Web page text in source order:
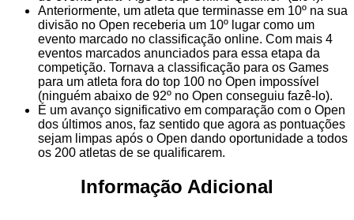
Anteriormente, um atleta que terminasse em 10º na sua
divisão no Open receberia um 10º lugar como um
evento marcado no classificação online. Com mais 4
eventos marcados anunciados para essa etapa da
competição. Tornava a classificação para os Games
para um atleta fora do top 100 no Open impossível
(ninguém abaixo de 92º no Open conseguiu fazê-lo).
É um avanço significativo em comparação com o Open
dos últimos anos, faz sentido que agora as pontuações
sejam limpas após o Open dando oportunidade a todos
os 200 atletas de se qualificarem.
Informação Adicional